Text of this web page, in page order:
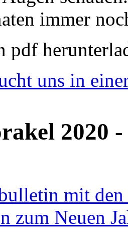
immer
pdf
uns in
2020
mit den
zum Neuen